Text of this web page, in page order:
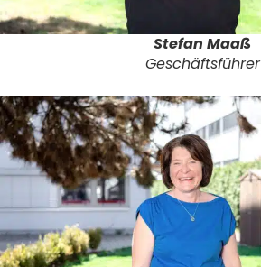
Stefan Maaß
Geschäftsführer